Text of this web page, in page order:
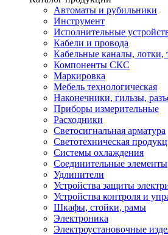
Автоматы и рубильники
Инструмент
Исполнительные
Кабели и провода
Кабельные каналы, лотки,
Компоненты СКС
Маркировка
Мебель технологическая
Наконечники, гильзы,
Приборы измерительные
Расходники
Светосигнальная арматура
Светотехническая
Системы охлаждения
Соединительные элементы
Удлинители
Устройства защиты
Устройства контроля и
Шкафы, стойки, рамы
Электроника
Электроустановочные